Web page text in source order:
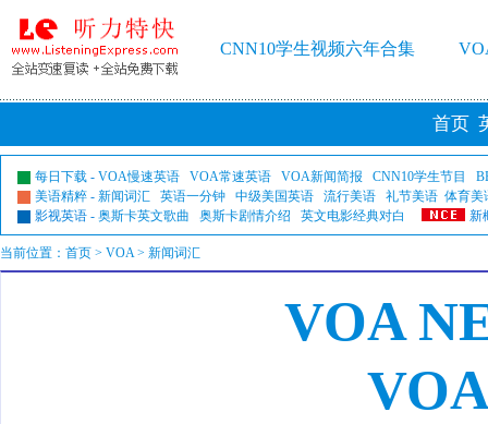
CNN10学生视频六年合集
首页
每日下载 - VOA慢速英语 VOA常速英语 VOA新闻简报 CNN10学生节目
美语精粹 - 新闻词汇 英语一分钟 中级美国英语 流行美语 礼节美语 体育美
影视英语 - 奥斯卡英文歌曲 奥斯卡剧情介绍 英文电影经典对白 新
当前位置： 首页 > VOA> 新闻词汇
VOA